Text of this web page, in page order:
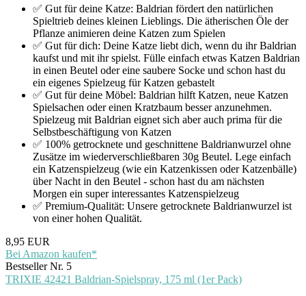
✅ Gut für deine Katze: Baldrian fördert den natürlichen
Spieltrieb deines kleinen Lieblings. Die ätherischen Öle der
Pflanze animieren deine Katzen zum Spielen
✅ Gut für dich: Deine Katze liebt dich, wenn du ihr Baldrian
kaufst und mit ihr spielst. Fülle einfach etwas Katzen Baldrian
in einen Beutel oder eine saubere Socke und schon hast du
ein eigenes Spielzeug für Katzen gebastelt
✅ Gut für deine Möbel: Baldrian hilft Katzen, neue Katzen
Spielsachen oder einen Kratzbaum besser anzunehmen.
Spielzeug mit Baldrian eignet sich aber auch prima für die
Selbstbeschäftigung von Katzen
✅ 100% getrocknete und geschnittene Baldrianwurzel ohne
Zusätze im wiederverschließbaren 30g Beutel. Lege einfach
ein Katzenspielzeug (wie ein Katzenkissen oder Katzenbälle)
über Nacht in den Beutel - schon hast du am nächsten
Morgen ein super interessantes Katzenspielzeug
✅ Premium-Qualität: Unsere getrocknete Baldrianwurzel ist
von einer hohen Qualität.
8,95 EUR
Bei Amazon kaufen*
Bestseller Nr. 5
TRIXIE 42421 Baldrian-Spielspray, 175 ml (1er Pack)